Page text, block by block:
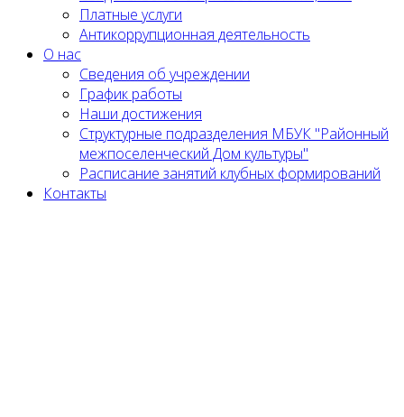
Платные услуги
Антикоррупционная деятельность
О нас
Сведения об учреждении
График работы
Наши достижения
Структурные подразделения МБУК "Районный
межпоселенческий Дом культуры"
Расписание занятий клубных формирований
Контакты